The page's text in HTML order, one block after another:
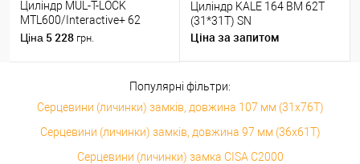
Циліндр MUL-T-LOCK
MTL600/Interactive+ 62
(31*31) нікель сатин
Ціна 5 228 грн.
Циліндр KALE 164 BM 62T
(31*31T) SN
Ціна за запитом
Популярні фільтри:
Серцевини (личинки) замків, довжина 107 мм (31x76T)
Серцевини (личинки) замків, довжина 97 мм (36x61T)
Серцевини (личинки) замка CISA C2000